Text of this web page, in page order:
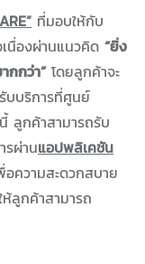
ที่มอบให้กับ
เนื่องผ่านแนวคิด “ยิ่ง
กกว่า”โดยลูกค้าจะ
บบริการที่ศูนย์
ลูกค้าสามารถรับ
รผ่านแอปพลิเคชัน
ความสะดวกสบาย
ลูกค้าสามารถ